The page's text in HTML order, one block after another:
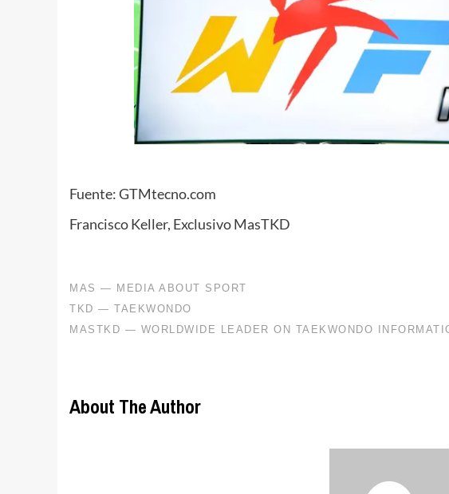
Fuente: GTMtecno.com
Francisco Keller, Exclusivo MasTKD
About The Author